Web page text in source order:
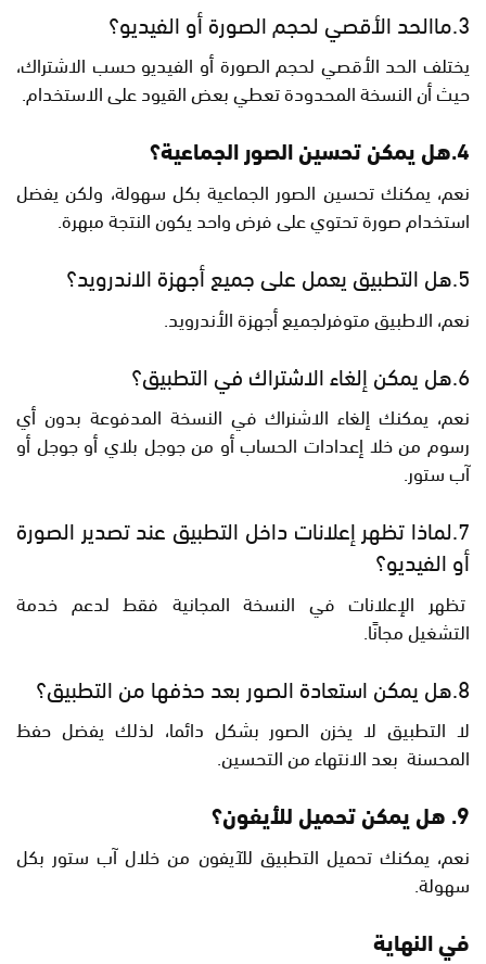
3.ماالحد الأقصي لحجم الصورة أو الفيديو؟
يختلف الحد الأقصي لحجم الصورة أو الفيديو حسب الاشتراك،
حيث أن النسخة المحدودة تعطي بعض القيود على الاستخدام.
4.هل يمكن تحسين الصور الجماعية؟
نعم، يمكنك تحسين الصور الجماعية بكل سهولة، ولكن يفضل
استخدام صورة تحتوي على فرض واحد يكون النتجة مبهرة.
5.هل التطبيق يعمل على جميع أجهزة الاندرويد؟
نعم، الاطبيق متوفرلجميع أجهزة الأندرويد.
6.هل يمكن إلغاء الاشتراك في التطبيق؟
نعم، يمكنك إلغاء الاشنراك في النسخة المدفوعة بدون أي
رسوم من خلا إعدادات الحساب أو من جوجل بلاي أو جوجل أو
آب ستور.
7.لماذا تظهر إعلانات داخل التطبيق عند تصدير الصورة
أو الفيديو؟
تظهر الإعلانات في النسخة المجانية فقط لدعم خدمة
التشغيل مجانًا.
8.هل يمكن استعادة الصور بعد حذفها من التطبيق؟
لا التطبيق لا يخزن الصور بشكل دائما، لذلك يفضل حفظ
المحسنة بعد الانتهاء من التحسين.
9. هل يمكن تحميل للأيفون؟
نعم، يمكنك تحميل التطبيق للآيفون من خلال آب ستور بكل
سهولة.
في النهاية